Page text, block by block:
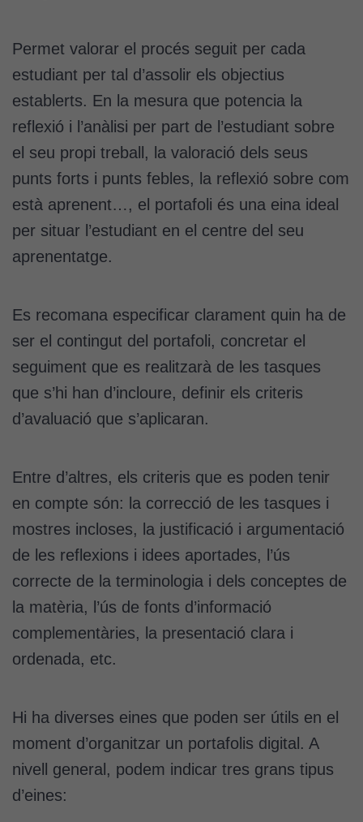
Permet valorar el procés seguit per cada
estudiant per tal d’assolir els objectius
establerts. En la mesura que potencia la
reflexió i l’anàlisi per part de l’estudiant sobre
el seu propi treball, la valoració dels seus
punts forts i punts febles, la reflexió sobre com
està aprenent…, el portafoli és una eina ideal
per situar l’estudiant en el centre del seu
aprenentatge.
Es recomana especificar clarament quin ha de
ser el contingut del portafoli, concretar el
seguiment que es realitzarà de les tasques
que s’hi han d’incloure, definir els criteris
d’avaluació que s’aplicaran.
Entre d’altres, els criteris que es poden tenir
en compte són: la correcció de les tasques i
mostres incloses, la justificació i argumentació
de les reflexions i idees aportades, l’ús
correcte de la terminologia i dels conceptes de
la matèria, l’ús de fonts d’informació
complementàries, la presentació clara i
ordenada, etc.
Hi ha diverses eines que poden ser útils en el
moment d’organitzar un portafolis digital. A
nivell general, podem indicar tres grans tipus
d’eines:
Cookies
d'experiència
Per tal que el
nostre lloc web
tingui el millor
possible durant
la vostra visita.
Si rebutgeu
aquestes
cookies,
del lloc web.
Cookies de
màrqueting
Per a oferir
amb els
interessos de
l'usuari, bé
directament,
bé per mitjà
(“adservers”).
Compartir els
vostres
permet més
contingut i
personalitzats.